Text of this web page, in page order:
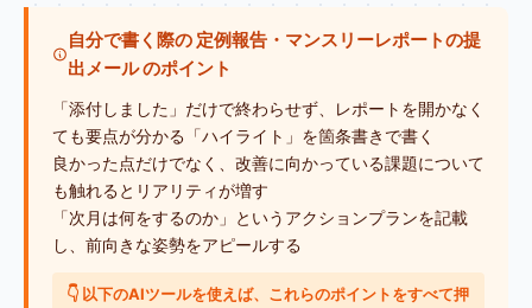
自分で書く際の 定例報告・マンスリーレポートの提
出メール のポイント
「添付しました」だけで終わらせず、レポートを開かなく
ても要点が分かる「ハイライト」を箇条書きで書く
良かった点だけでなく、改善に向かっている課題について
も触れるとリアリティが増す
「次月は何をするのか」というアクションプランを記載
し、前向きな姿勢をアピールする
👇 以下のAIツールを使えば、これらのポイントをすべて押